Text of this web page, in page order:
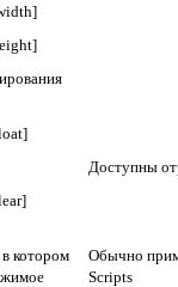
Доступны
котором
Обычно
Scripts